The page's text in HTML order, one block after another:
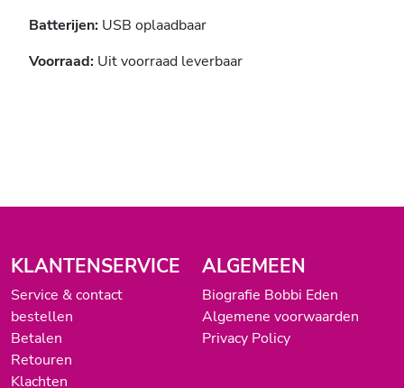
Batterijen: USB oplaadbaar
Voorraad: Uit voorraad leverbaar
KLANTENSERVICE
Service & contact
bestellen
Betalen
Retouren
Klachten
ALGEMEEN
Biografie Bobbi Eden
Algemene voorwaarden
Privacy Policy